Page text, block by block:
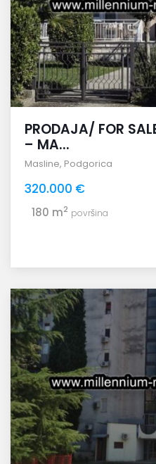
PRODAJA/ FOR
– MA...
Masline, Podgorica
320.000 €
180 m2 površina